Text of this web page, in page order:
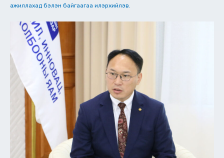
ажиллахад бэлэн байгаагаа илэрхийлэв.